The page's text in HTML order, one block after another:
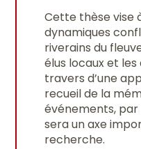
Cette thèse vise
dynamiques
riverains du
élus locaux et
travers d’une
recueil de la
événements, par
sera un axe
recherche.